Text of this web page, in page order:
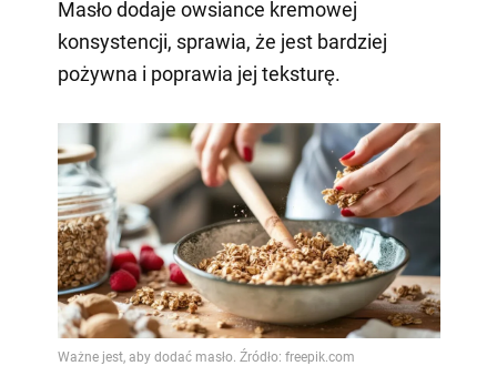
Masło dodaje owsiance kremowej
konsystencji, sprawia, że jest bardziej
pożywna i poprawia jej teksturę.